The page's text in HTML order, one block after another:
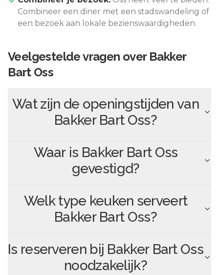
Combineer een diner met een stadswandeling of
een bezoek aan lokale bezienswaardigheden.
Veelgestelde vragen over Bakker
Bart Oss
Wat zijn de openingstijden van
Bakker Bart Oss?
Waar is Bakker Bart Oss
gevestigd?
Welk type keuken serveert
Bakker Bart Oss?
Is reserveren bij Bakker Bart Oss
noodzakelijk?